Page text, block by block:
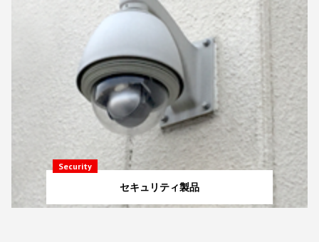
Security
セキュリティ製品